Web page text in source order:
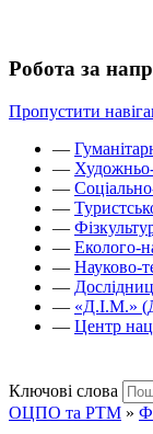
Робота за
Пропустити
—
—
—
—
—
— Еколого-
— Науково-
—
— «Д.І.М.»
— Центр
Ключові слова
ОЦПО та РТМ »